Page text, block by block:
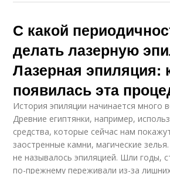
С какой
делать лазерную
Лазерная эпиляция:
появилась эта
История эпиляции начинается много
Древние египтянки, например,
средства, которые сейчас нам
заостренные камни, магические
не называлось эпиляцией. Шли годы,
по-прежнему переживали из-за